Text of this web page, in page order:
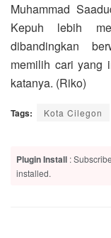
Muhammad
Kepuh lebih
dibandingkan
memilih cari yang
katanya. (Riko)
Tags: Kota Cilegon
Plugin Install :
installed.